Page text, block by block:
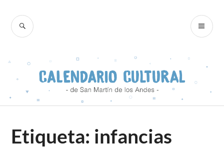
content
SEARCH
Etiqueta: infancias